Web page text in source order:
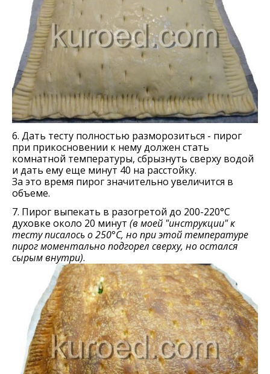
6. Дать тесту полностью разморозиться - пирог
при прикосновении к нему должен стать
комнатной температуры, сбрызнуть сверху водой
и дать ему еще минут 40 на расстойку.
За это время пирог значительно увеличится в
объеме.
7. Пирог выпекать в разогретой до 200-220°С
духовке около 20 минут (в моей "инструкции" к
тесту писалось о 250°С, но при этой температуре
пирог моментально подгорел сверху, но остался
сырым внутри).